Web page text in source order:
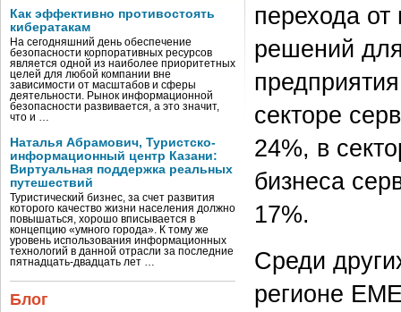
Как эффективно противостоять
кибератакам
На сегодняшний день обеспечение
безопасности корпоративных ресурсов
является одной из наиболее приоритетных
целей для любой компании вне
зависимости от масштабов и сферы
деятельности. Рынок информационной
безопасности развивается, а это значит,
что и …
Наталья Абрамович, Туристско-
информационный центр Казани:
Виртуальная поддержка реальных
путешествий
Туристический бизнес, за счет развития
которого качество жизни населения должно
повышаться, хорошо вписывается в
концепцию «умного города». К тому же
уровень использования информационных
технологий в данной отрасли за последние
пятнадцать-двадцать лет …
Блог
перехода
решений
секторе
24%, в
бизнеса
17%.
Среди
регионе